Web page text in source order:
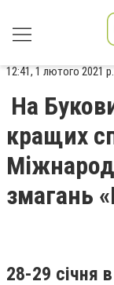
12:41, 1 лютого 2021 р.
На
кращих
змагань
28-29 січня